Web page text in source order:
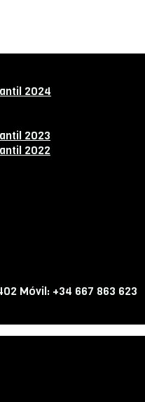
2024
2023
2022
Móvil: +34 667 863 623